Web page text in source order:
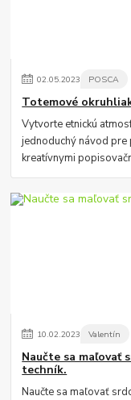
02.05.2023 POSCA
Totemové
Vytvorte etnickú
jednoduchý návod pre
kreatívnymi
10.02.2023 Valentín
Naučte sa maľovať
techník.
Naučte sa maľovať